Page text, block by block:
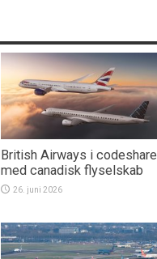
British Airways i codeshare
med canadisk flyselskab
26. juni 2026